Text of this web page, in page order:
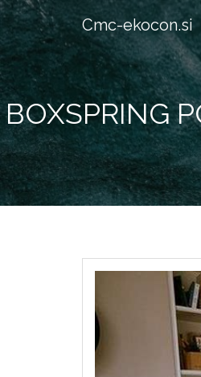
Cmc-ekocon.si
BOXSPRING